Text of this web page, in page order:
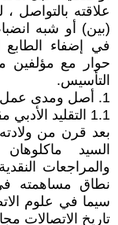
علاقته بالتواصل
(بين) أو شبه
في إضفاء
حوار مع مؤلفين
التأسيس.
1. أصل ومدى عمل ماكلوهان
1.1 التقليد الأدبي مقابل الصرامة العلمية
بعد قرن من
السيد
والمراجعات
نطاق مساهمته
سيما في علوم
تاريخ الاتصالات